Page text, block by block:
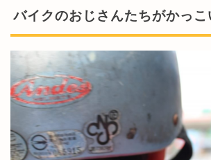
バイクのおじさんたちがかっこ